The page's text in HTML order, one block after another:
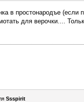
в простонародъе
для верочки....
Ssspirit